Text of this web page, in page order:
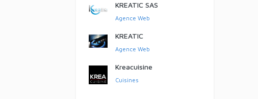
KREATIC SAS
Agence Web
KREATIC
Agence Web
Kreacuisine
Cuisines